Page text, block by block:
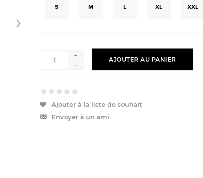
S M L XL XXL
+
-
AJOUTER AU PANIER
Ajouter à la liste de souhait
Envoyer à un ami